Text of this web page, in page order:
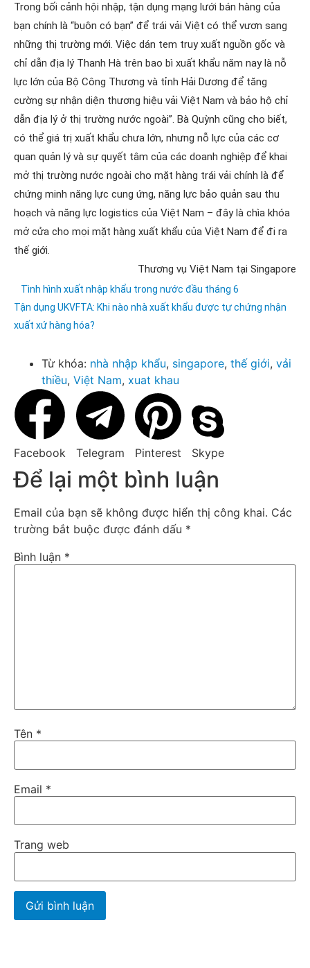
Trong bối cảnh hội nhập, tận dụng mạng lưới bán hàng của
bạn chính là “buôn có bạn” để trái vải Việt có thể vươn sang
những thị trường mới. Việc dán tem truy xuất nguồn gốc và
chỉ dẫn địa lý Thanh Hà trên bao bì xuất khẩu năm nay là nỗ
lực lớn của Bộ Công Thương và tỉnh Hải Dương để tăng
cường sự nhận diện thương hiệu vải Việt Nam và bảo hộ chỉ
dẫn địa lý ở thị trường nước ngoài”. Bà Quỳnh cũng cho biết,
có thể giá trị xuất khẩu chưa lớn, nhưng nỗ lực của các cơ
quan quản lý và sự quyết tâm của các doanh nghiệp để khai
mở thị trường nước ngoài cho mặt hàng trái vải chính là để
chứng minh năng lực cung ứng, năng lực bảo quản sau thu
hoạch và năng lực logistics của Việt Nam – đây là chìa khóa
mở cửa cho mọi mặt hàng xuất khẩu của Việt Nam để đi ra
thế giới.
Thương vụ Việt Nam tại Singapore
Tình hình xuất nhập khẩu trong nước đầu tháng 6
Tận dụng UKVFTA: Khi nào nhà xuất khẩu được tự chứng nhận
xuất xứ hàng hóa?
Từ khóa: nhà nhập khẩu, singapore, thế giới, vải
thiều, Việt Nam, xuat khau
Facebook Telegram Pinterest Skype
Để lại một bình luận
Email của bạn sẽ không được hiển thị công khai. Các
trường bắt buộc được đánh dấu *
Bình luận *
Tên *
Email *
Trang web